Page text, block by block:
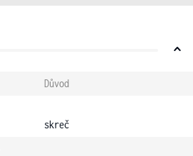
Důvod
skreč